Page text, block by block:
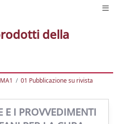
della
01 Pubblicazione su rivista
E I PROVVEDIMENTI